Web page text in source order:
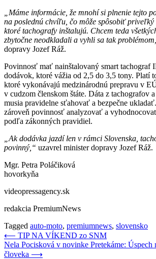
„Máme informácie, že mnohí si plnenie tejto
na poslednú chvíľu, čo môže spôsobiť priveľký
ktoré tachografy inštalujú. Chcem teda
zbytočne neodkladali a vyhli sa tak
dopravy Jozef Ráž.
Povinnosť mať nainštalovaný smart tachograf
dodávok, ktoré vážia od 2,5 do 3,5 tony. Platí
ktoré vykonávajú medzinárodnú prepravu v
v cudzom členskom štáte. Dáta z tachografov
musia pravidelne sťahovať a bezpečne
zároveň povinnosť analyzovať a
podľa zákonných pravidiel.
„Ak dodávka jazdí len v rámci Slovenska,
povinný,“ uzavrel minister dopravy Jozef Ráž.
Mgr. Petra Poláčiková
hovorkyňa
videopressagency.sk
redakcia PremiumNews
Tagged auto-moto, premiumnews, slovensko
Navigácia
v
⟵ TIP NA VÍKEND zo SNM
Nela Pocisková v novinke Pretekáme: Úspech
človeka ⟶